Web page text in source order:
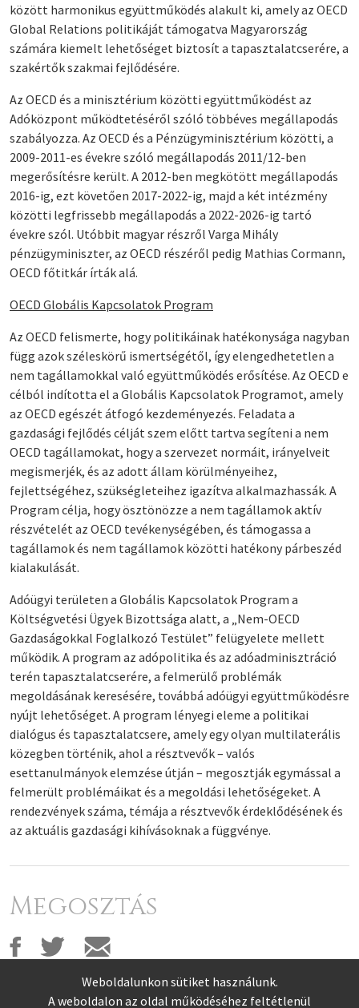
között harmonikus együttműködés alakult ki, amely az OECD
Global Relations politikáját támogatva Magyarország
számára kiemelt lehetőséget biztosít a tapasztalatcserére, a
szakértők szakmai fejlődésére.
Az OECD és a minisztérium közötti együttműködést az
Adóközpont működtetéséről szóló többéves megállapodás
szabályozza. Az OECD és a Pénzügyminisztérium közötti, a
2009-2011-es évekre szóló megállapodás 2011/12-ben
megerősítésre került. A 2012-ben megkötött megállapodás
2016-ig, ezt követően 2017-2022-ig, majd a két intézmény
közötti legfrissebb megállapodás a 2022-2026-ig tartó
évekre szól. Utóbbit magyar részről Varga Mihály
pénzügyminiszter, az OECD részéről pedig Mathias Cormann,
OECD főtitkár írták alá.
OECD Globális Kapcsolatok Program
Az OECD felismerte, hogy politikáinak hatékonysága nagyban
függ azok széleskörű ismertségétől, így elengedhetetlen a
nem tagállamokkal való együttműködés erősítése. Az OECD e
célból indította el a Globális Kapcsolatok Programot, amely
az OECD egészét átfogó kezdeményezés. Feladata a
gazdasági fejlődés célját szem előtt tartva segíteni a nem
OECD tagállamokat, hogy a szervezet normáit, irányelveit
megismerjék, és az adott állam körülményeihez,
fejlettségéhez, szükségleteihez igazítva alkalmazhassák. A
Program célja, hogy ösztönözze a nem tagállamok aktív
részvételét az OECD tevékenységében, és támogassa a
tagállamok és nem tagállamok közötti hatékony párbeszéd
kialakulását.
Adóügyi területen a Globális Kapcsolatok Program a
Költségvetési Ügyek Bizottsága alatt, a „Nem-OECD
Gazdaságokkal Foglalkozó Testület” felügyelete mellett
működik. A program az adópolitika és az adóadminisztráció
terén tapasztalatcserére, a felmerülő problémák
megoldásának keresésére, továbbá adóügyi együttműködésre
nyújt lehetőséget. A program lényegi eleme a politikai
dialógus és tapasztalatcsere, amely egy olyan multilaterális
közegben történik, ahol a résztvevők – valós
esettanulmányok elemzése útján – megosztják egymással a
felmerült problémáikat és a megoldási lehetőségeket. A
rendezvények száma, témája a résztvevők érdeklődésének és
az aktuális gazdasági kihívásoknak a függvénye.
Megosztás
Weboldalunkon sütiket használunk.
A weboldalon az oldal működéséhez feltétlenül